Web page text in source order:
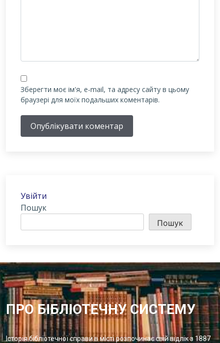
Зберегти моє ім'я, e-mail, та адресу сайту в цьому
браузері для моїх подальших коментарів.
Опублікувати коментар
Увійти
Пошук
Пошук
ПРО БІБЛІОТЕЧНУ СИСТЕМУ
Історія бібліотечної справи в місті розпочинає свій відлік з 1887